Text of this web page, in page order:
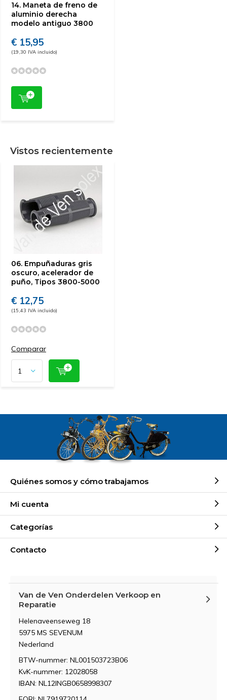
14. Maneta de freno de
aluminio derecha
modelo antiguo 3800
€ 15,95
(19,30 IVA incluido)
Vistos recientemente
06. Empuñaduras gris
oscuro, acelerador de
puño, Tipos 3800-5000
€ 12,75
(15,43 IVA incluido)
Comparar
Quiénes somos y cómo trabajamos
Mi cuenta
Categorías
Contacto
Van de Ven Onderdelen Verkoop en
Reparatie
Helenaveenseweg 18
5975 MS SEVENUM
Nederland
BTW-nummer: NL001503723B06
KvK-nummer: 12028058
IBAN: NL12INGB0658998307